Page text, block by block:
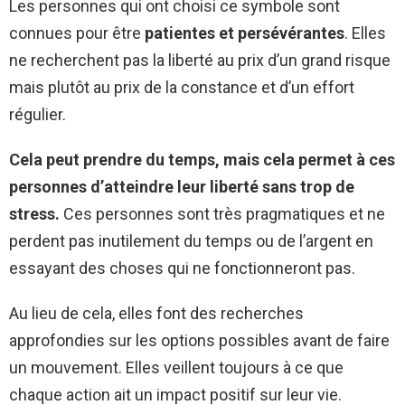
Les personnes qui ont choisi ce symbole sont
connues pour être patientes et persévérantes. Elles
ne recherchent pas la liberté au prix d’un grand risque
mais plutôt au prix de la constance et d’un effort
régulier.
Cela peut prendre du temps, mais cela permet à ces
personnes d’atteindre leur liberté sans trop de
stress. Ces personnes sont très pragmatiques et ne
perdent pas inutilement du temps ou de l’argent en
essayant des choses qui ne fonctionneront pas.
Au lieu de cela, elles font des recherches
approfondies sur les options possibles avant de faire
un mouvement. Elles veillent toujours à ce que
chaque action ait un impact positif sur leur vie.